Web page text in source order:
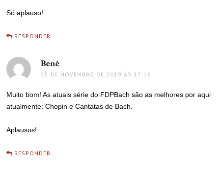
Só aplauso!
RESPONDER
Benê
25 DE NOVEMBRO DE 2019 ÀS 17:16
Muito bom! As atuais série do FDPBach são as melhores por aqui
atualmente: Chopin e Cantatas de Bach.
Aplausos!
RESPONDER